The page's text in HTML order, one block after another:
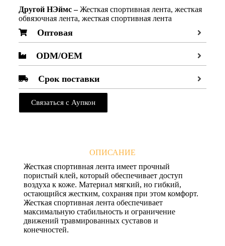
Другой НЭймс –Жесткая спортивная лента, жесткая
обвязочная лента, жесткая спортивная лента
Оптовая
ODM/OEM
Срок поставки
Связаться с Аупкон
ОПИСАНИЕ
Жесткая спортивная лента имеет прочный
пористый клей, который обеспечивает доступ
воздуха к коже. Материал мягкий, но гибкий,
остающийся жестким, сохраняя при этом комфорт.
Жесткая спортивная лента обеспечивает
максимальную стабильность и ограничение
движений травмированных суставов и
конечностей.